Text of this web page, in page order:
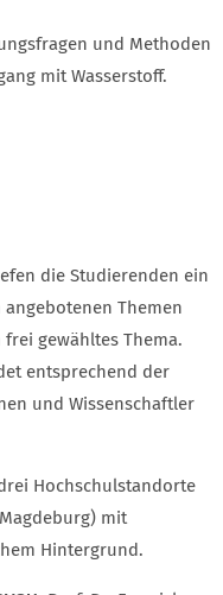
und Methoden
mit Wasserstoff.
die Studierenden ein
Themen
gewähltes Thema.
entsprechend der
und Wissenschaftler
Hochschulstandorte
mit
Hintergrund.